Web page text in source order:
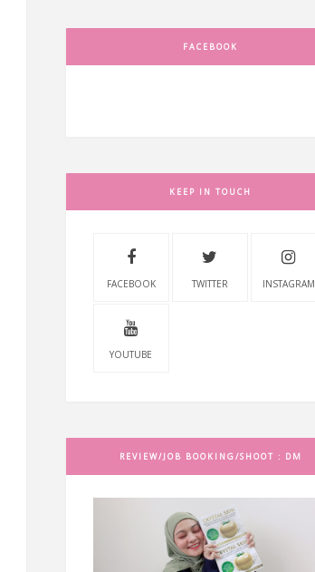
FACEBOOK
KEEP IN TOUCH
FACEBOOK TWITTER INSTAGRAM
YOUTUBE
REVIEW/JOB BOOKING/SHOOT : DM